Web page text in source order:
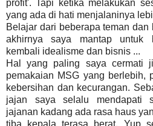
profit'. Tapi ketika melakukan
yang ada di hati menjalaninya
Belajar dari beberapa teman
akhirnya saya mantap untuk
kembali idealisme dan bisnis ...
Hal yang paling saya cermati
pemakaian MSG yang berlebih,
kebersihan dan kecurangan.
jajan saya selalu mendapati
jajanan kadang ada rasa haus
tiba kepala terasa berat. Yup